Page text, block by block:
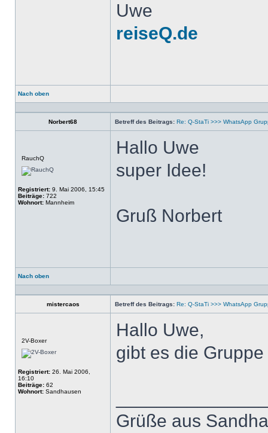
Uwe
reiseQ.de
Nach oben
Profil
Norbert68 Betreff des Beitrags: Re: Q-StaTi >>> WhatsApp
RauchQ
Registriert: 9. Mai 2006, 15:45
Beiträge: 722
Wohnort: Mannheim
Hallo Uwe
super Idee!
Gruß Norbert
Nach oben
Profil
mistercaos Betreff des Beitrags: Re: Q-StaTi >>> WhatsApp
2V-Boxer
Registriert: 26. Mai 2006,
16:10
Beiträge: 62
Wohnort: Sandhausen
Hallo Uwe,
gibt es die
Grüße aus